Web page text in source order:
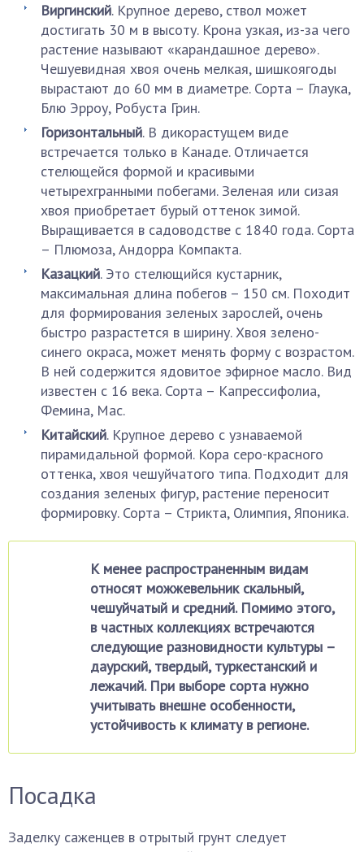
Виргинский. Крупное дерево, ствол может
достигать 30 м в высоту. Крона узкая, из-за чего
растение называют «карандашное дерево».
Чешуевидная хвоя очень мелкая, шишкоягоды
вырастают до 60 мм в диаметре. Сорта – Глаука,
Блю Эрроу, Робуста Грин.
Горизонтальный. В дикорастущем виде
встречается только в Канаде. Отличается
стелющейся формой и красивыми
четырехгранными побегами. Зеленая или сизая
хвоя приобретает бурый оттенок зимой.
Выращивается в садоводстве с 1840 года. Сорта
– Плюмоза, Андорра Компакта.
Казацкий. Это стелющийся кустарник,
максимальная длина побегов – 150 см. Походит
для формирования зеленых зарослей, очень
быстро разрастется в ширину. Хвоя зелено-
синего окраса, может менять форму с возрастом.
В ней содержится ядовитое эфирное масло. Вид
известен с 16 века. Сорта – Капрессифолиа,
Фемина, Мас.
Китайский. Крупное дерево с узнаваемой
пирамидальной формой. Кора серо-красного
оттенка, хвоя чешуйчатого типа. Подходит для
создания зеленых фигур, растение переносит
формировку. Сорта – Стрикта, Олимпия, Японика.
К менее распространенным видам
относят можжевельник скальный,
чешуйчатый и средний. Помимо этого,
в частных коллекциях встречаются
следующие разновидности культуры –
даурский, твердый, туркестанский и
лежачий. При выборе сорта нужно
учитывать внешне особенности,
устойчивость к климату в регионе.
Посадка
Заделку саженцев в отрытый грунт следует